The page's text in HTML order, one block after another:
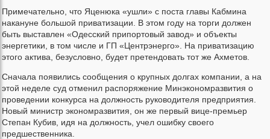
Примечательно, что Яценюка «ушли» с поста главы Кабмина
накануне большой приватизации. В этом году на торги должен
быть выставлен «Одесский припортовый завод» и объекты
энергетики, в том числе и ГП «Центрэнерго». На приватизацию
этого актива, безусловно, будет претендовать тот же Ахметов.
Сначала появились сообщения о крупных долгах компании, а на
этой неделе суд отменил распоряжение Минэкономразвития о
проведении конкурса на должность руководителя предприятия.
Новый министр экономразвития, он же первый вице-премьер
Степан Кубив, идя на должность, учел ошибку своего
предшественника.